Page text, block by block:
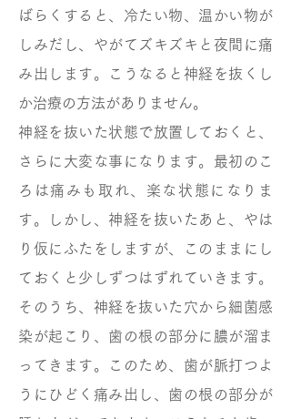
ばらくすると、冷たい物、温かい物が
しみだし、やがてズキズキと夜間に痛
み出します。こうなると神経を抜くし
か治療の方法がありません。
神経を抜いた状態で放置しておくと、
さらに大変な事になります。最初のこ
ろは痛みも取れ、楽な状態になりま
す。しかし、神経を抜いたあと、やは
り仮にふたをしますが、このままにし
ておくと少しずつはずれていきます。
そのうち、神経を抜いた穴から細菌感
染が起こり、歯の根の部分に膿が溜ま
ってきます。このため、歯が脈打つよ
うにひどく痛み出し、歯の根の部分が